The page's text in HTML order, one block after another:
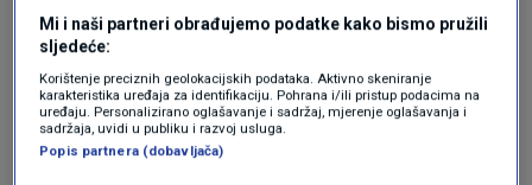
verbalnog i fizičkog napada. "Ne snimaj. Je*em
ti kruh. Ne snimaj. Nemoj snimati", vikao je
muškarac, nakon čega je njegova supruga
ošamarila reporterkuDanku Derifaj,
Dnevnik.
Mi i naši partneri obrađujemo podatke kako bismo pružili
sljedeće:
Korištenje preciznih geolokacijskih podataka. Aktivno skeniranje
karakteristika uređaja za identifikaciju. Pohrana i/ili pristup podacima na
uređaju. Personalizirano oglašavanje i sadržaj, mjerenje oglašavanja i
sadržaja, uvidi u publiku i razvoj usluga.
Popis partnera (dobavljača)